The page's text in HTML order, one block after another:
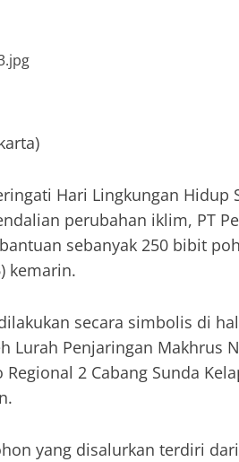
Hari Lingkungan
perubahan iklim, PT
sebanyak 250 bibit
kemarin.
secara simbolis di
Lurah Penjaringan Makhrus
2 Cabang Sunda
yang disalurkan terdiri